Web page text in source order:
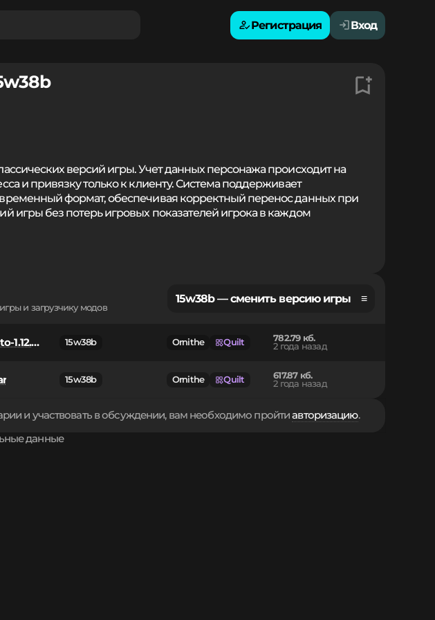
Регистрация Вход
версий игры. Учет данных персонажа происходит на
и привязку только к клиенту. Система поддерживает
формат, обеспечивая корректный перенос данных при
игры без потерь игровых показателей игрока в каждом
и загрузчику модов
15w38b — сменить версию игры ≡
server-stats-1.3.1+minecraft-1.0.0-beta.1.5.0-to-1.12.2.jar 15w38b Ornithe Quilt
782.79 кб.
2 года назад
15w38b Ornithe Quilt
617.87 кб.
2 года назад
и участвовать в обсуждении, вам необходимо пройтиавторизацию.
данные